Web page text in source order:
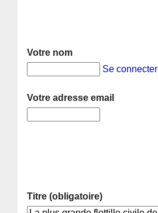
Votre nom
Se connecter
Votre adresse email
Titre (obligatoire)